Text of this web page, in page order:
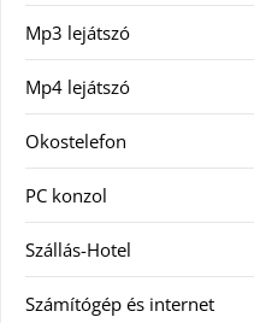
Mp3 lejátszó
Mp4 lejátszó
Okostelefon
PC konzol
Szállás-Hotel
Számítógép és internet